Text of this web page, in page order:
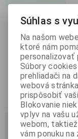
Súhlas s
Na našom
ktoré nám
personalizovať
Súbory
prehliadači na
webová
prispôsobiť
Blokovanie
vplyv na vašu
webom,
vám ponuku